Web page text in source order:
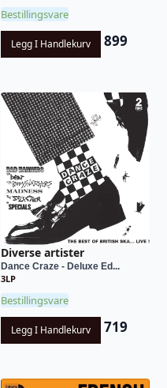
Bestillingsvare
Legg I Handlekurv 899
Diverse artister
Dance Craze - Deluxe Ed...
3LP
Bestillingsvare
Legg I Handlekurv 719